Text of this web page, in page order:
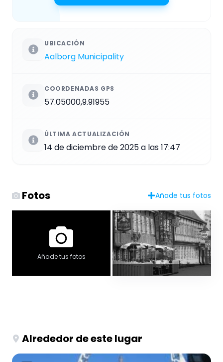
UBICACIÓN
Aalborg Municipality
COORDENADAS GPS
57.05000,9.91955
ÚLTIMA ACTUALIZACIÓN
14 de diciembre de 2025 a las 17:47
Fotos Añade tus fotos
Añade tus fotos
Alrededor de este lugar